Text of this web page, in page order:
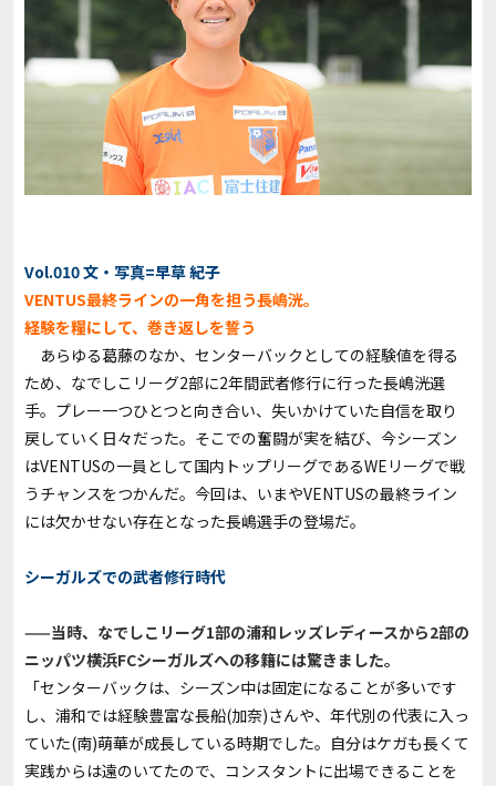
Vol.010 文・写真=早草 紀子
VENTUS最終ラインの一角を担う長嶋洸。
経験を糧にして、巻き返しを誓う
あらゆる葛藤のなか、センターバックとしての経験値を得る
ため、なでしこリーグ2部に2年間武者修行に行った長嶋洸選
手。プレー一つひとつと向き合い、失いかけていた自信を取り
戻していく日々だった。そこでの奮闘が実を結び、今シーズン
はVENTUSの一員として国内トップリーグであるWEリーグで戦
うチャンスをつかんだ。今回は、いまやVENTUSの最終ライン
には欠かせない存在となった長嶋選手の登場だ。
シーガルズでの武者修行時代
——当時、なでしこリーグ1部の浦和レッズレディースから2部の
ニッパツ横浜FCシーガルズへの移籍には驚きました。
「センターバックは、シーズン中は固定になることが多いです
し、浦和では経験豊富な長船(加奈)さんや、年代別の代表に入っ
ていた(南)萌華が成長している時期でした。自分はケガも長くて
実践からは遠のいてたので、コンスタントに出場できることを